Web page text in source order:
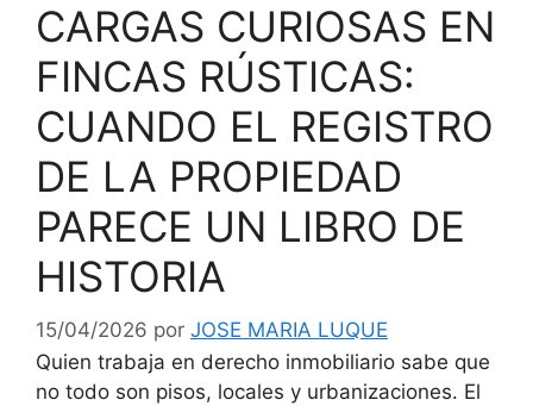
CARGAS CURIOSAS EN
FINCAS RÚSTICAS:
CUANDO EL REGISTRO
DE LA PROPIEDAD
PARECE UN LIBRO DE
HISTORIA
15/04/2026 por JOSE MARIA LUQUE
Quien trabaja en derecho inmobiliario sabe que
no todo son pisos, locales y urbanizaciones. El